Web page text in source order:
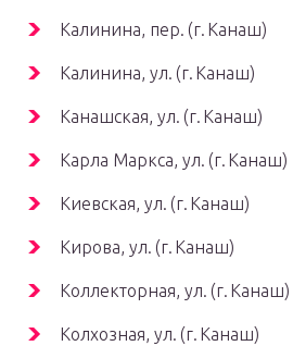
Калинина, пер. (г. Канаш)
Калинина, ул. (г. Канаш)
Канашская, ул. (г. Канаш)
Карла Маркса, ул. (г. Канаш)
Киевская, ул. (г. Канаш)
Кирова, ул. (г. Канаш)
Коллекторная, ул. (г. Канаш)
Колхозная, ул. (г. Канаш)